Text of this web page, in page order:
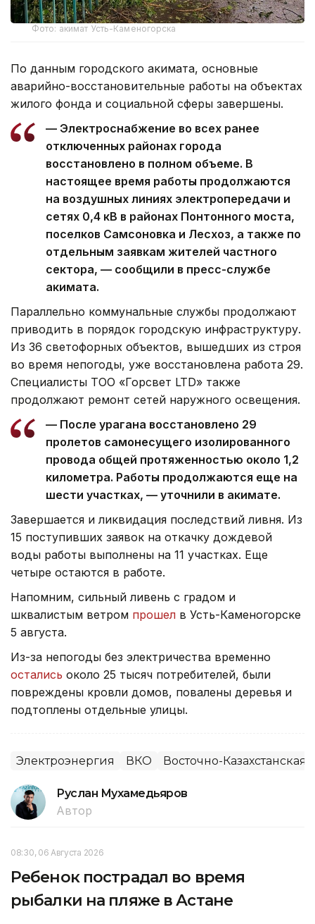
Фото: акимат Усть-Каменогорска
По данным городского акимата, основные
аварийно-восстановительные работы на объектах
жилого фонда и социальной сферы завершены.
— Электроснабжение во всех ранее
отключенных районах города
восстановлено в полном объеме. В
настоящее время работы продолжаются
на воздушных линиях электропередачи и
сетях 0,4 кВ в районах Понтонного моста,
поселков Самсоновка и Лесхоз, а также по
отдельным заявкам жителей частного
сектора, — сообщили в пресс-службе
акимата.
Параллельно коммунальные службы продолжают
приводить в порядок городскую инфраструктуру.
Из 36 светофорных объектов, вышедших из строя
во время непогоды, уже восстановлена работа 29.
Специалисты ТОО «Горсвет LTD» также
продолжают ремонт сетей наружного освещения.
— После урагана восстановлено 29
пролетов самонесущего изолированного
провода общей протяженностью около 1,2
километра. Работы продолжаются еще на
шести участках, — уточнили в акимате.
Завершается и ликвидация последствий ливня. Из
15 поступивших заявок на откачку дождевой
воды работы выполнены на 11 участках. Еще
четыре остаются в работе.
Напомним, сильный ливень с градом и
шквалистым ветром прошел в Усть-Каменогорске
5 августа.
Из-за непогоды без электричества временно
остались около 25 тысяч потребителей, были
повреждены кровли домов, повалены деревья и
подтоплены отдельные улицы.
Электроэнергия ВКО Восточно-Казахстанская
Руслан Мухамедьяров
Автор
08:30, 06 Августа 2026
Ребенок пострадал во время
рыбалки на пляже в Астане